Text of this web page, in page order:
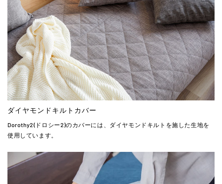
ダイヤモンドキルトカバー
Dorothy2(ドロシー2)のカバーには、ダイヤモンドキルトを施した生地を
使用しています。